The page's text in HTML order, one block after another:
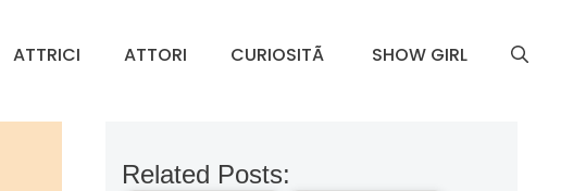
ATTRICI ATTORI CURIOSITÃ SHOW GIRL
Related Posts: